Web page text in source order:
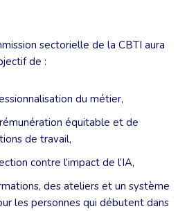
sectorielle de la CBTI aura
de :
du métier,
équitable et de
de travail,
contre l’impact de l’IA,
des ateliers et un système
les personnes qui débutent dans